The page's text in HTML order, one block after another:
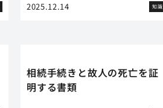
2025.12.14 知識
相続手続きと故人の死亡を証
明する書類